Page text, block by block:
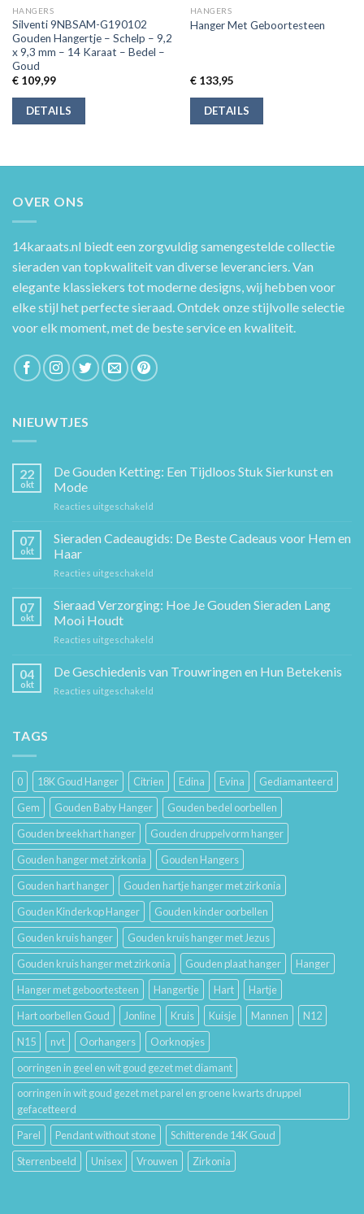
HANGERS
Silventi 9NBSAM-G190102
Gouden Hangertje – Schelp – 9,2
x 9,3 mm – 14 Karaat – Bedel –
Goud
€109,99
DETAILS
HANGERS
Hanger Met Geboortesteen
€133,95
DETAILS
OVER ONS
14karaats.nl biedt een zorgvuldig samengestelde collectie
sieraden van topkwaliteit van diverse leveranciers. Van
elegante klassiekers tot moderne designs, wij hebben voor
elke stijl het perfecte sieraad. Ontdek onze stijlvolle selectie
voor elk moment, met de beste service en kwaliteit.
NIEUWTJES
22
okt
De Gouden Ketting: Een Tijdloos Stuk Sierkunst en
Mode
Reacties uitgeschakeld
Gouden
Sierkunst
07
okt
Sieraden Cadeaugids: De Beste Cadeaus voor Hem en
Haar
Reacties uitgeschakeld
Cadeaugids:
De
Hem
07
okt
Sieraad Verzorging: Hoe Je Gouden Sieraden Lang
Mooi Houdt
Reacties uitgeschakeld
Verzorging:
04
okt
De Geschiedenis van Trouwringen en Hun Betekenis
Reacties uitgeschakeld
Hun
Betekenis
TAGS
0 18K Goud Hanger Citrien Edina Evina
Gediamanteerd
Gem
Gouden Baby Hanger
Gouden bedel oorbellen
Gouden breekhart hanger
Gouden druppelvorm hanger
Gouden hanger met zirkonia
Gouden Hangers
Gouden hart hanger
Gouden hartje hanger met zirkonia
Gouden Kinderkop Hanger
Gouden kinder oorbellen
Gouden kruis hanger
Gouden kruis hanger met Jezus
Gouden kruis hanger met zirkonia
Gouden plaat hanger
Hanger
Hanger met geboortesteen
Hangertje Hart
Hartje
Hart oorbellen Goud
Jonline Kruis Kuisje Mannen
N12
N15
nvt Oorhangers
Oorknopjes
oorringen in geel en wit goud gezet met diamant
oorringen in wit goud gezet met parel en groene kwarts druppel
gefacetteerd
Parel
Pendant without stone
Schitterende 14K Goud
Sterrenbeeld
Unisex Vrouwen Zirkonia